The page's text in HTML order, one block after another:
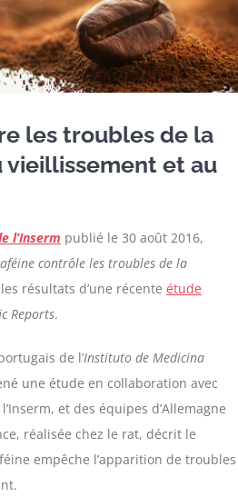
les troubles de la
vieillissement et au
l’Inserm publié le 30 août 2016,
contrôle les troubles de la
résultats d’une récente étude
Reports.
de l’Instituto de Medicina
une étude en collaboration avec
et des équipes d’Allemagne
réalisée chez le rat, décrit le
empêche l’apparition de troubles